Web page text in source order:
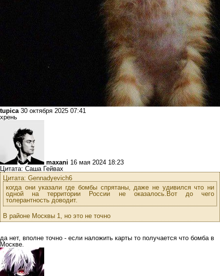
tupica 30 октября 2025 07:41
хрень
maxani 16 мая 2024 18:23
Цитата: Саша Гейвах
Цитата: Gennadyevich6
когда они указали где бомбы спрятаны, даже не удивился что ни
одной на территории России не оказалось.Вот до чего
толерантность доводит.
В районе Москвы 1, но это не точно
да нет, вполне точно - если наложить карты то получается что бомба в
Москве.